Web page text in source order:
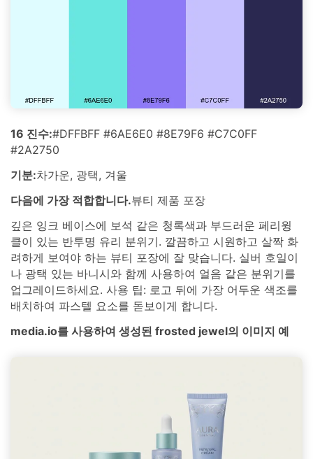
16 진수:#DFFBFF #6AE6E0 #8E79F6 #C7C0FF
#2A2750
기분:차가운, 광택, 겨울
다음에 가장 적합합니다.뷰티 제품 포장
깊은 잉크 베이스에 보석 같은 청록색과 부드러운 페리윙
클이 있는 반투명 유리 분위기. 깔끔하고 시원하고 살짝 화
려하게 보여야 하는 뷰티 포장에 잘 맞습니다. 실버 호일이
나 광택 있는 바니시와 함께 사용하여 얼음 같은 분위기를
업그레이드하세요. 사용 팁: 로고 뒤에 가장 어두운 색조를
배치하여 파스텔 요소를 돋보이게 합니다.
media.io를 사용하여 생성된 frosted jewel의 이미지 예